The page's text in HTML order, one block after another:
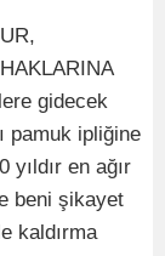
gidecek
pamuk ipliğine
en ağır
beni şikayet
kaldırma